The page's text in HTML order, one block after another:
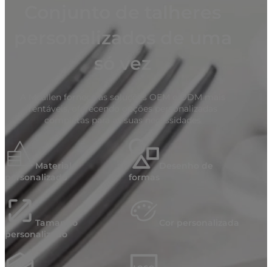
personalizados de uma
só vez
A Mcallen fornece as soluções OEM e ODM mais
rentáveis, oferecendo opções personalizadas
completas para as suas necessidades
Material
personalizado
formas
Tamanho
personalizado